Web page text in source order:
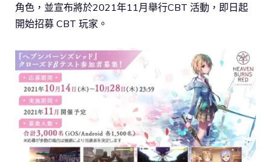
角色，並宣布將於2021年11月舉行CBT 活動，即日起
開始招募 CBT 玩家。